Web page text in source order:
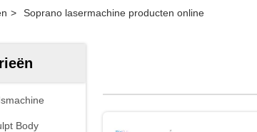
> Soprano lasermachine producten online
Body